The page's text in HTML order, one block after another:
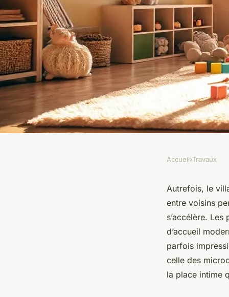
7 conseils pour
microcrèche à
9 min de lecture
Accueil›Travaux
Autrefois, le
entre voisins
s’accélère.
d’accueil
parfois
celle des
la place intime